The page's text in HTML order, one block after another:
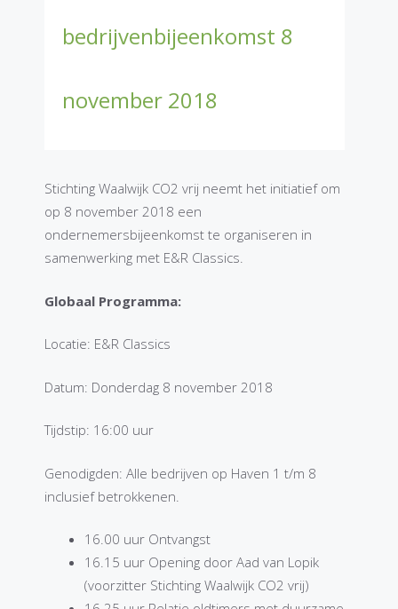
bedrijvenbijeenkomst 8
november 2018
Stichting Waalwijk CO2 vrij neemt het initiatief om
op 8 november 2018 een
ondernemersbijeenkomst te organiseren in
samenwerking met E&R Classics.
Globaal Programma:
Locatie: E&R Classics
Datum: Donderdag 8 november 2018
Tijdstip: 16:00 uur
Genodigden: Alle bedrijven op Haven 1 t/m 8
inclusief betrokkenen.
16.00 uur Ontvangst
16.15 uur Opening door Aad van Lopik
(voorzitter Stichting Waalwijk CO2 vrij)